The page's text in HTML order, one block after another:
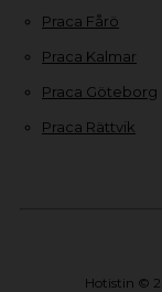
Praca Fårö
Praca Kalmar
Praca Göteborg
Praca Rättvik
Hotistin ©